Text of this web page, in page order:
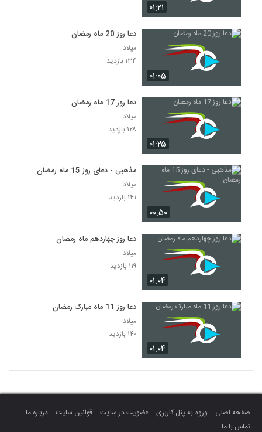
۰۱:۲۱
۰۱:۰۵
دعا روز 20 ماه رمضان
میلاد
۱۳۴ بازدید
۰۱:۲۵
دعا روز 17 ماه رمضان
میلاد
۱۲۸ بازدید
۰۰:۵۰
مذهبی - دعای روز 15 ماه رمضان
میلاد
۱۴۱ بازدید
۰۱:۰۴
دعا روز چهاردهم ماه رمضان
میلاد
۱۱۹ بازدید
۰۱:۰۴
دعا روز 11 ماه مبارک رمضان
میلاد
۱۴۰ بازدید
صفحه اصلی ورود به پنل کاربری عضویت در سایت قوانین سایت
درباره ما
تماس با ما